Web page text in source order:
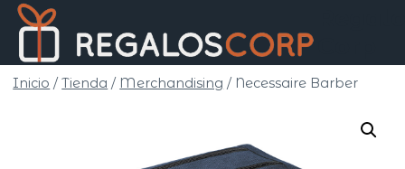
Saltar
contenido
Inicio / Tienda / Merchandising / Necessaire Barber